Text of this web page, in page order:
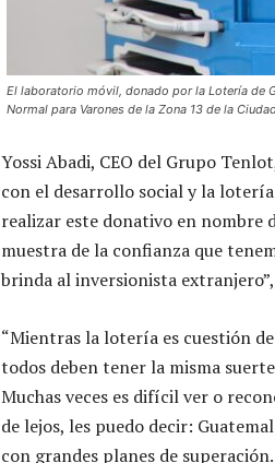
El laboratorio móvil, donado por la Lotería de
Normal para Varones de la Zona 13 de la
Yossi Abadi, CEO del Grupo
con el desarrollo social y la
realizar este donativo en nombre
muestra de la confianza que
brinda al inversionista
“Mientras la lotería es cuestión
todos deben tener la misma
Muchas veces es difícil ver o
de lejos, les puedo decir:
con grandes planes de